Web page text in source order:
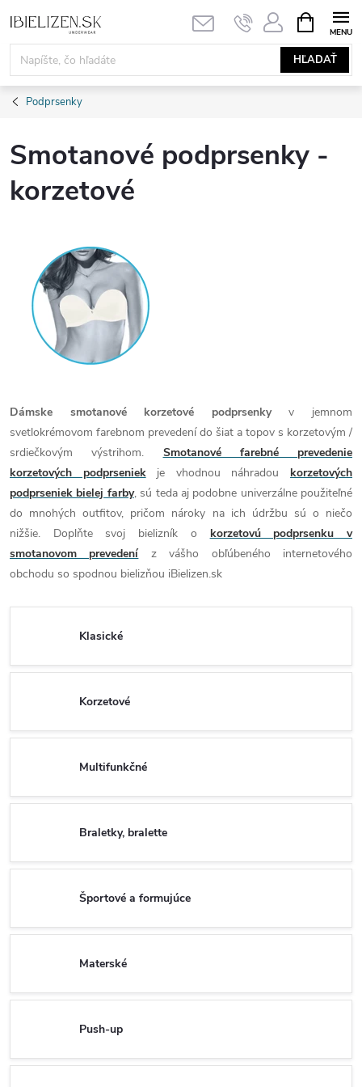
na
obsah
HĽADAŤ
KOŠÍK
Podprsenky
Smotanové podprsenky -
korzetové
Dámske smotanové korzetové podprsenkyv jemnom
svetlokrémovom farebnom prevedení do šiat a topov s korzetovým /
srdiečkovým výstrihom. Smotanové farebné prevedenie
korzetových podprseniekje vhodnou náhradou korzetových
podprseniek bielej farby, sú teda aj podobne univerzálne použiteľné
do mnohých outfitov, pričom nároky na ich údržbu sú o niečo
nižšie. Doplňte svoj bielizník o korzetovú podprsenku v
smotanovom prevedení z vášho obľúbeného internetového
obchodu so spodnou bielizňou iBielizen.sk
Klasické
Korzetové
Multifunkčné
Braletky, bralette
Športové a formujúce
Materské
Push-up